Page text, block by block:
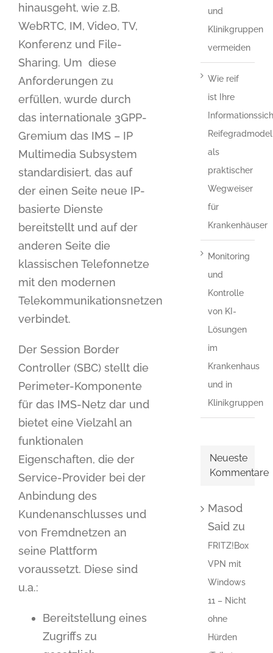
hinausgeht, wie z.B.
WebRTC, IM, Video, TV,
Konferenz und File-
Sharing. Um diese
Anforderungen zu
erfüllen, wurde durch
das internationale 3GPP-
Gremium das IMS – IP
Multimedia Subsystem
standardisiert, das auf
der einen Seite neue IP-
basierte Dienste
bereitstellt und auf der
anderen Seite die
klassischen Telefonnetze
mit den modernen
Telekommunikationsnetzen
verbindet.
Der Session Border
Controller (SBC) stellt die
Perimeter-Komponente
für das IMS-Netz dar und
bietet eine Vielzahl an
funktionalen
Eigenschaften, die der
Service-Provider bei der
Anbindung des
Kundenanschlusses und
von Fremdnetzen an
seine Plattform
voraussetzt. Diese sind
u.a.:
Bereitstellung eines
Zugriffs zu
und
Klinikgruppen
vermeiden
Wie reif
ist Ihre
als
praktischer
Wegweiser
für
Krankenhäuser
Monitoring
und
Kontrolle
von KI-
Lösungen
im
Krankenhaus
und in
Klinikgruppen
Neueste
Kommentare
Masod
Saidzu
FRITZ!Box
VPN mit
Windows
11 – Nicht
ohne
Hürden